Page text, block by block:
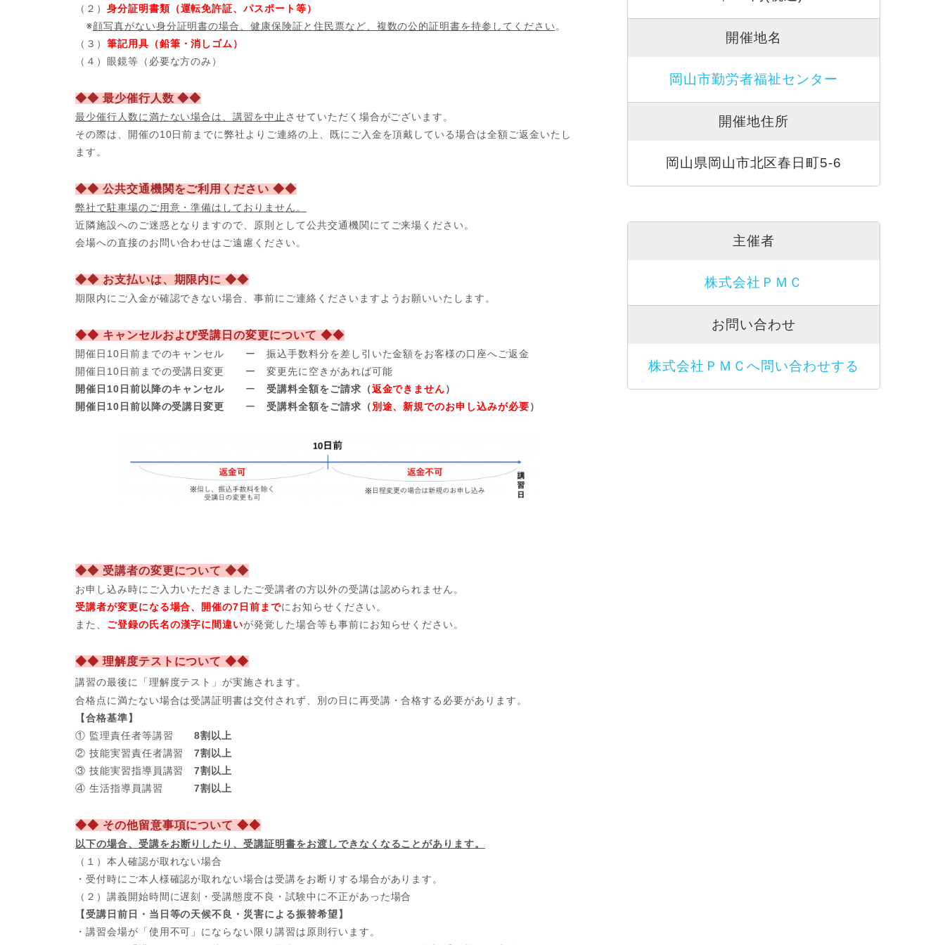
（２） 身分証明書類（運転免許証、パスポート等）
※顔写真がない身分証明書の場合、健康保険証と住民票など、複数の公的証明書を持参してください 。
（３） 筆記用具（鉛筆・消しゴム）
（４）眼鏡等（必要な方のみ）
◆◆ 最少催行人数 ◆◆
最少催行人数に満たない場合は、講習を中止 させていただく場合がございます。
その際は、開催の10日前までに弊社よりご連絡の上、既にご入金を頂戴している場合は全額ご返金いたし
ます。
◆◆ 公共交通機関をご利用ください ◆◆
弊社で駐車場のご用意・準備はしておりません。
近隣施設へのご迷惑となりますので、原則として公共交通機関にてご来場ください。
会場への直接のお問い合わせはご遠慮ください。
◆◆ お支払いは、期限内に ◆◆
期限内にご入金が確認できない場合、事前にご連絡くださいますようお願いいたします。
◆◆ キャンセルおよび受講日の変更について ◆◆
開催日10日前までのキャンセル ー 振込手数料分を差し引いた金額をお客様の口座へご返金
開催日 10日前までの受講日変更 ー 変更先に空きがあれば可能
開催日10日前以降のキャンセル ー受講料全額をご請求（返金できません）
開催日10日前以降の受講日変更 ー受講料全額をご請求（別途、新規でのお申し込みが必要）
◆◆ 受講者の変更について ◆◆
お申し込み時にご入力いただきましたご受講者の方以外の受講は認められません。
受講者が変更になる場合、開催の7日前までにお知らせください。
また、 ご登録の氏名の漢字に間違いが発覚した場合等も事前にお知らせください。
◆◆ 理解度テストについて ◆◆
講習の最後に「理解度テスト」が実施されます。
合格点に満たない場合は受講証明書は交付されず、別の日に再受講・合格する必要があります。
【合格基準】
① 監理責任者等講習8割以上
② 技能実習責任者講習7割以上
③ 技能実習指導員講習7割以上
④ 生活指導員講習
7割以上
◆◆ その他留意事項について ◆◆
以下の場合、 受講をお断りしたり、受講証明書をお渡しできなくなることがあります。
（１）本人確認が取れない場合
・受付時にご本人様確認が取れない場合は受講をお断りする場合があります。
（２）講義開始時間に遅刻・受講態度不良・試験中に不正があった場合
【受講日前日・当日等の天候不良・災害による振替希望】
・講習会場が「使用不可」にならない限り講習は原則行います。
開催地名
岡山市勤労者福祉センター
開催地住所
岡山県岡山市北区春日町5-6
主催者
株式会社ＰＭＣ
お問い合わせ
株式会社ＰＭＣへ問い合わせする